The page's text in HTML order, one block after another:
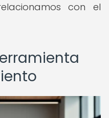
con el